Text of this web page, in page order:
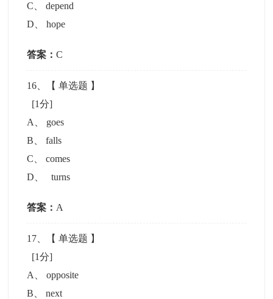
C 、depend
D 、hope
答案：C
16 、【单选题 】
[1分]
A
goes
B 、falls
C 、comes
D
turns
答案： A
17 、【单选题 】
[1分]
A
、opposite
B 、next